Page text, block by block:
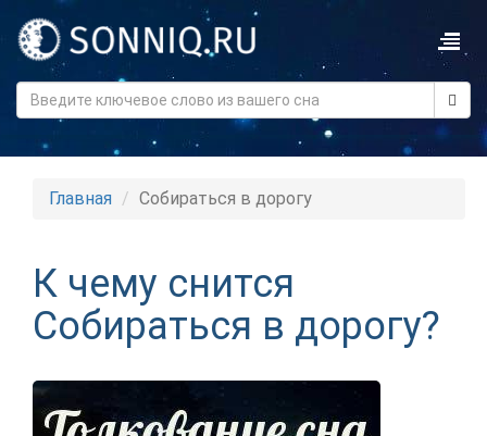
Главная Собираться в дорогу
К чему снится
Собираться в дорогу?